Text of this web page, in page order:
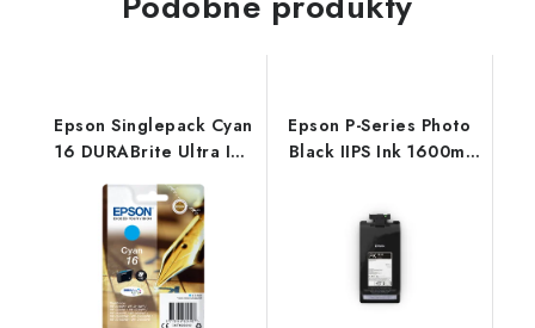
Epson Singlepack Cyan
16 DURABrite Ultra Ink
Epson P-Series Photo
Black IIPS Ink 1600ml